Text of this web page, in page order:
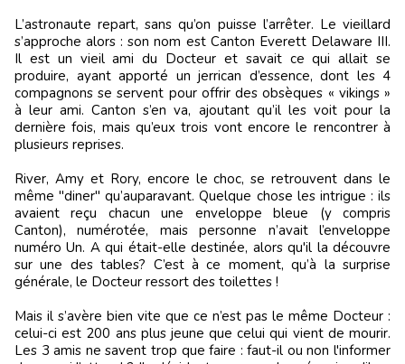
L’astronaute repart, sans qu’on puisse l’arrêter. Le vieillard
s’approche alors : son nom est Canton Everett Delaware III.
Il est un vieil ami du Docteur et savait ce qui allait se
produire, ayant apporté un jerrican d’essence, dont les 4
compagnons se servent pour offrir des obsèques « vikings »
à leur ami. Canton s’en va, ajoutant qu’il les voit pour la
dernière fois, mais qu’eux trois vont encore le rencontrer à
plusieurs reprises.
River, Amy et Rory, encore le choc, se retrouvent dans le
même "diner" qu’auparavant. Quelque chose les intrigue : ils
avaient reçu chacun une enveloppe bleue (y compris
Canton), numérotée, mais personne n’avait l’enveloppe
numéro Un. A qui était-elle destinée, alors qu'il la découvre
sur une des tables? C’est à ce moment, qu’à la surprise
générale, le Docteur ressort des toilettes !
Mais il s’avère bien vite que ce n’est pas le même Docteur :
celui-ci est 200 ans plus jeune que celui qui vient de mourir.
Les 3 amis ne savent trop que faire : faut-il ou non l'informer